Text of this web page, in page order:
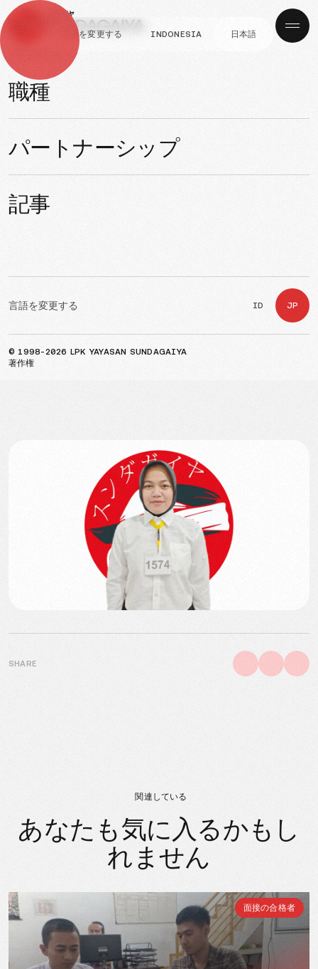
言語を変更する INDONESIA 日本語
ナビゲーション
職種
パートナーシップ
記事
言語を変更する ID JP
© 1998-2026 LPK YAYASAN SUNDAGAIYA
著作権
丸八土建工業様面接合格者
05, Mei 2026 Adi
SHARE
関連している
あなたも気に入るかもし
れません
面接の合格者